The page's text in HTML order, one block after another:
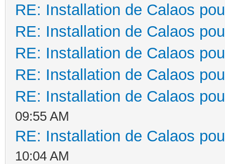
RE: Installation de Calaos
RE: Installation de Calaos
RE: Installation de Calaos
RE: Installation de Calaos
RE: Installation de Calaos
09:55 AM
RE: Installation de Calaos
10:04 AM